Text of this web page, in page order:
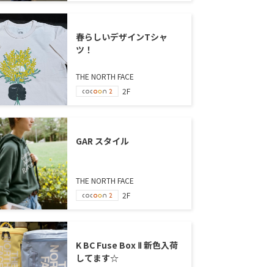
春らしいデザインTシャ
ツ！
THE NORTH FACE
2F
GAR スタイル
THE NORTH FACE
2F
K BC Fuse Box Ⅱ 新色入荷
してます☆